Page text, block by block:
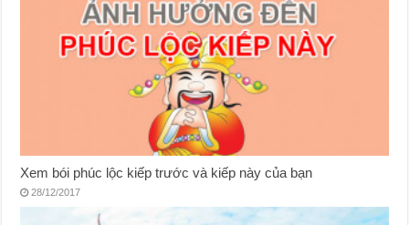
Xem bói phúc lộc kiếp trước và kiếp này của bạn
28/12/2017